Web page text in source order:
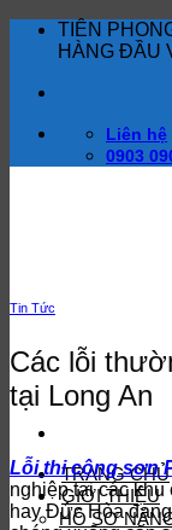
dung
TIÊN
HÀNG ĐẦU
Liên hệ
0903
TRANG CHỦ
GIỚI THIỆU
HỒ SƠ
Tin Tức
Các lỗi
tại Long An
Lỗi thi công sơn
nghiệp tại các
hay Đức Hòa